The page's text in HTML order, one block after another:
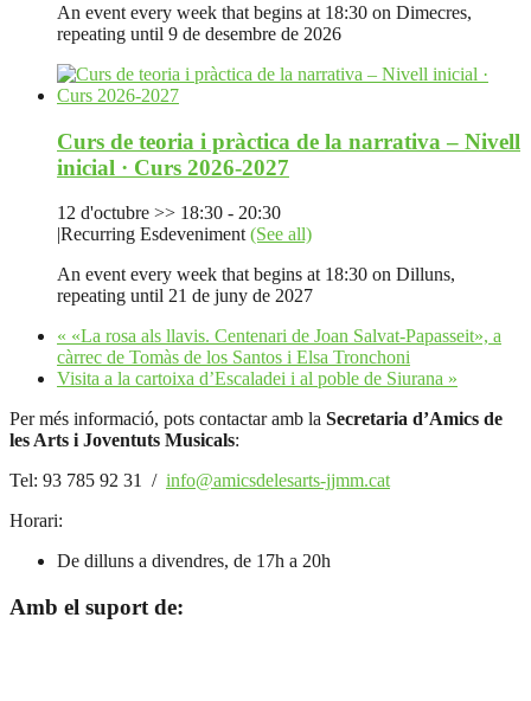
An event every week that begins at 18:30 on Dimecres,
repeating until 9 de desembre de 2026
Curs de teoria i pràctica de la narrativa – Nivell
inicial · Curs 2026-2027
12 d'octubre >> 18:30 - 20:30
|Recurring Esdeveniment (See all)
An event every week that begins at 18:30 on Dilluns,
repeating until 21 de juny de 2027
« «La rosa als llavis. Centenari de Joan Salvat-Papasseit», a
càrrec de Tomàs de los Santos i Elsa Tronchoni
Visita a la cartoixa d’Escaladei i al poble de Siurana »
Per més informació, pots contactar amb la Secretaria d’Amics de
les Arts i Joventuts Musicals:
Tel: 93 785 92 31 / info@amicsdelesarts-jjmm.cat
Horari:
De dilluns a divendres, de 17h a 20h
Amb el suport de: